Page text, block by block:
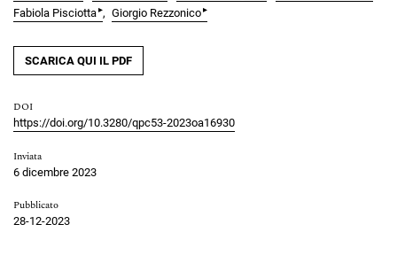
Fabiola Pisciotta▸ Giorgio Rezzonico▸
SCARICA QUI IL PDF
DOI
https://doi.org/10.3280/qpc53-2023oa16930
Inviata
6 dicembre 2023
Pubblicato
28-12-2023